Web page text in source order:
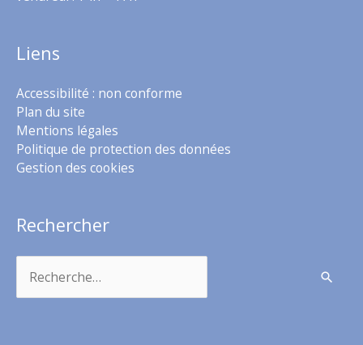
Liens
Accessibilité : non conforme
Plan du site
Mentions légales
Politique de protection des données
Gestion des cookies
Rechercher